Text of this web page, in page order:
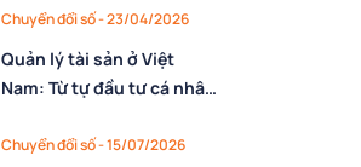
Chuyển đổi số - 23/04/2026
Quản lý tài sản ở Việt
Nam: Từ tự đầu tư cá nhân
chuyên nghiệp
Chuyển đổi số - 15/07/2026